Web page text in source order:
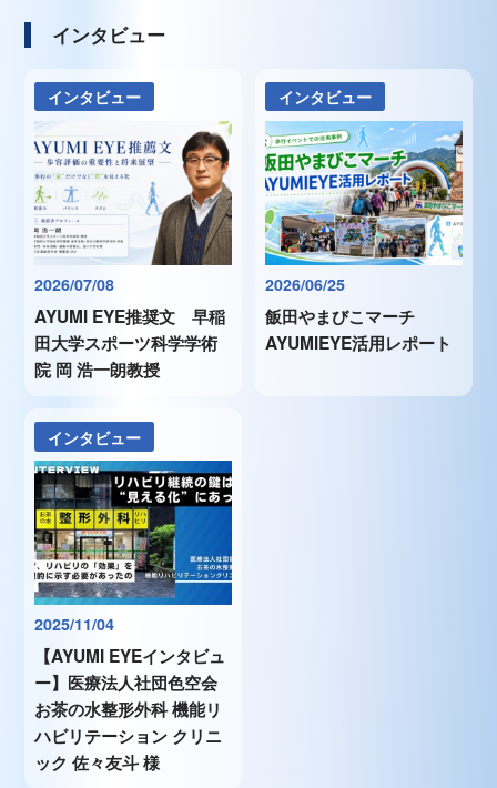
インタビュー
インタビュー
2026/07/08
AYUMI EYE推奨文 早稲
田大学スポーツ科学学術
院 岡 浩一朗教授
インタビュー
2026/06/25
飯田やまびこマーチ
AYUMIEYE活用レポート
インタビュー
2025/11/04
【AYUMI EYEインタビュ
ー】医療法人社団色空会
お茶の水整形外科 機能リ
ハビリテーション クリニ
ック 佐々友斗 様